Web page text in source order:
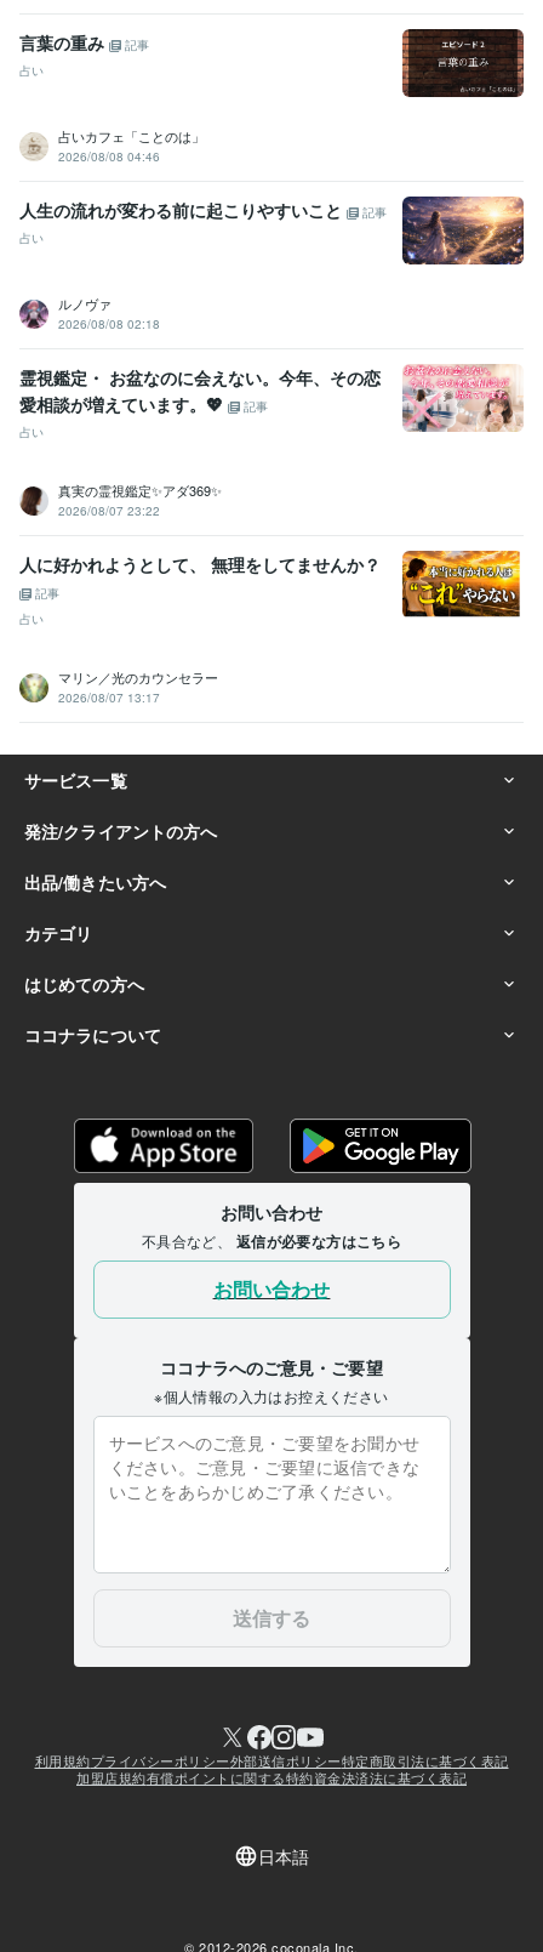
日本工業大学
言葉の重み
記事
占い
占いカフェ「ことのは」
2026/08/08 04:46
人生の流れが変わる前に起こりやすいこと
記事
占い
ルノヴァ
2026/08/08 02:18
霊視鑑定・ お盆なのに会えない。今年、その恋
愛相談が増えています。💖
記事
占い
真実の霊視鑑定✨アダ369✨
2026/08/07 23:22
人に好かれようとして、 無理をしてませんか？
記事
占い
マリン／光のカウンセラー
2026/08/07 13:17